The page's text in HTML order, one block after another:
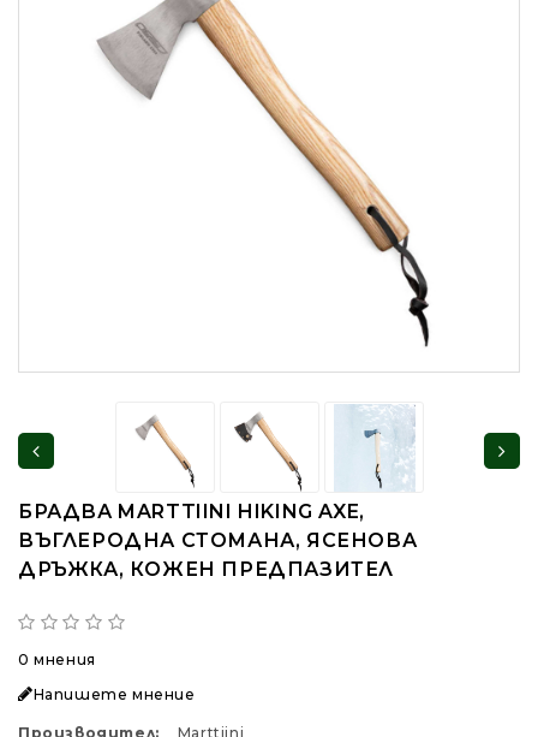
БРАДВА MARTTIINI HIKING AXE,
ВЪГЛЕРОДНА СТОМАНА, ЯСЕНОВА
ДРЪЖКА, КОЖЕН ПРЕДПАЗИТЕЛ
0 мнения
Напишете мнение
Производител:
Marttiini